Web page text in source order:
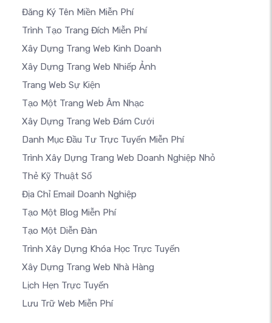
Đăng Ký Tên Miền Miễn Phí
Trình Tạo Trang Đích Miễn Phí
Xây Dựng Trang Web Kinh Doanh
Xây Dựng Trang Web Nhiếp Ảnh
Trang Web Sự Kiện
Tạo Một Trang Web Âm Nhạc
Xây Dựng Trang Web Đám Cưới
Danh Mục Đầu Tư Trực Tuyến Miễn Phí
Trình Xây Dựng Trang Web Doanh Nghiệp Nhỏ
Thẻ Kỹ Thuật Số
Địa Chỉ Email Doanh Nghiệp
Tạo Một Blog Miễn Phí
Tạo Một Diễn Đàn
Trình Xây Dựng Khóa Học Trực Tuyến
Xây Dựng Trang Web Nhà Hàng
Lịch Hẹn Trực Tuyến
Lưu Trữ Web Miễn Phí